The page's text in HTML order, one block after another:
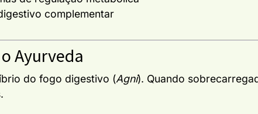
complementar
Ayurveda
do fogo digestivo (Agni). Quando